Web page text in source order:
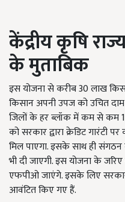
केंद्रीय कृषि
के मुताबिक
इस योजना से करीब 30 लाख
किसान अपनी उपज को उचित
जिलों के हर ब्लॉक में कम से कम
को सरकार द्वारा क्रेडिट गारंटी
मिल पाएगा. इसके साथ ही संगठन
भी दी जाएगी. इस योजना के
एफपीओ जाएंगे. इसके लिए
आवंटित किए गए हैं.